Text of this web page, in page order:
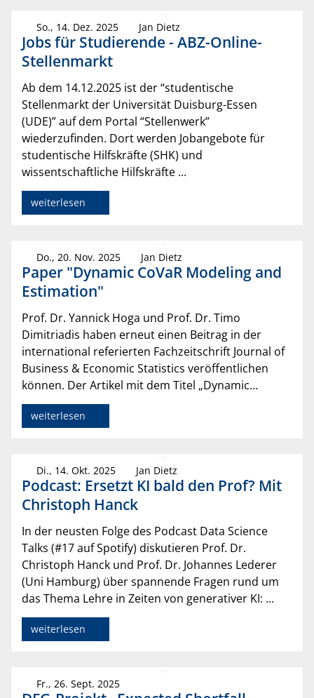
So., 14. Dez. 2025 Jan Dietz
Jobs für Studierende - ABZ-Online-
Stellenmarkt
Ab dem 14.12.2025 ist der “studentische
Stellenmarkt der Universität Duisburg-Essen
(UDE)” auf dem Portal “Stellenwerk”
wiederzufinden. Dort werden Jobangebote für
studentische Hilfskräfte (SHK) und
wissentschaftliche Hilfskräfte ...
weiterlesen
Do., 20. Nov. 2025 Jan Dietz
Paper "Dynamic CoVaR Modeling and
Estimation"
Prof. Dr. Yannick Hoga und Prof. Dr. Timo
Dimitriadis haben erneut einen Beitrag in der
international referierten Fachzeitschrift Journal of
Business & Economic Statistics veröffentlichen
können. Der Artikel mit dem Titel „Dynamic...
weiterlesen
Di., 14. Okt. 2025 Jan Dietz
Podcast: Ersetzt KI bald den Prof? Mit
Christoph Hanck
In der neusten Folge des Podcast Data Science
Talks (#17 auf Spotify) diskutieren Prof. Dr.
Christoph Hanck und Prof. Dr. Johannes Lederer
(Uni Hamburg) über spannende Fragen rund um
das Thema Lehre in Zeiten von generativer KI: ...
weiterlesen
Fr., 26. Sept. 2025